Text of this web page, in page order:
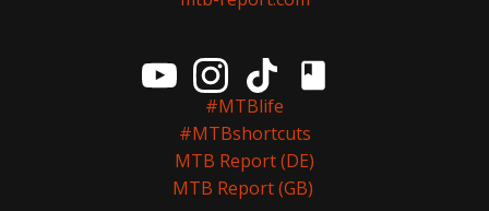
#MTBlife
#MTBshortcuts
MTB Report (DE)
MTB Report (GB)